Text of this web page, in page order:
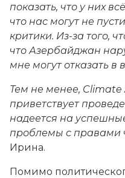
показать, что у них
что нас могут не
критики. Из-за того,
что Азербайджан
мне могут отказать в
Тем не менее,
приветствует
надеется на
проблемы с правами
Ирина.
Помимо